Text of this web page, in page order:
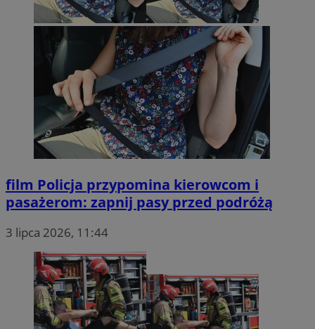
film Policja przypomina kierowcom i
pasażerom: zapnij pasy przed podróżą
3 lipca 2026, 11:44